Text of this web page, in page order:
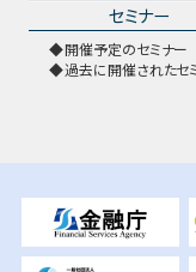
セミナー
開催予定のセミナー
過去に開催されたセ